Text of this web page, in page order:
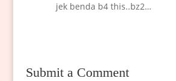
jek benda b4 this..bz2…
Submit a Comment